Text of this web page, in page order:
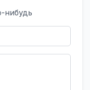
нибудь